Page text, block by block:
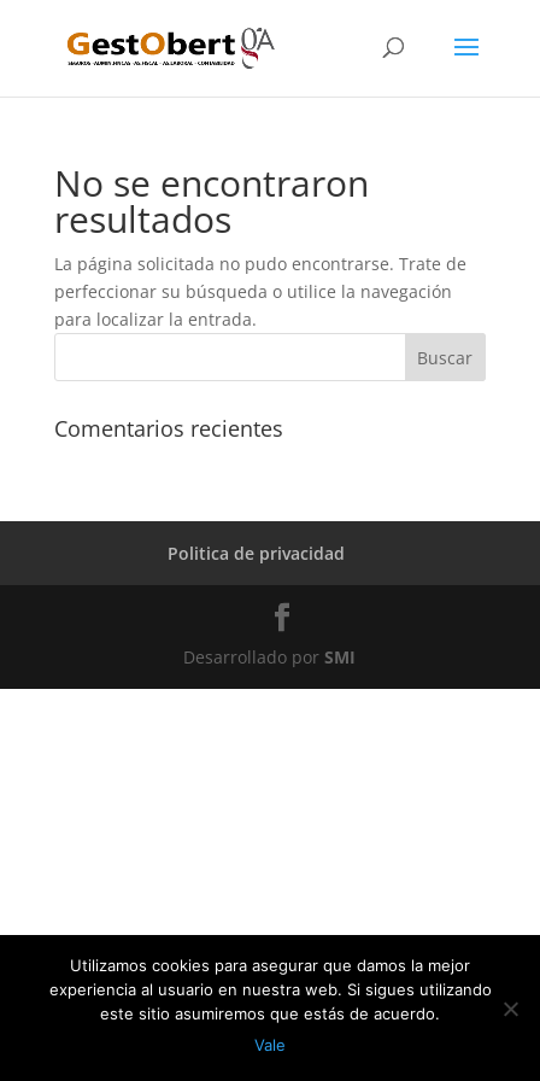
No se encontraron
resultados
La página solicitada no pudo encontrarse. Trate de
perfeccionar su búsqueda o utilice la navegación
para localizar la entrada.
Comentarios recientes
Politica de privacidad
Desarrollado porSMI
Utilizamos cookies para asegurar que damos la mejor
experiencia al usuario en nuestra web. Si sigues utilizando
este sitio asumiremos que estás de acuerdo.
Vale